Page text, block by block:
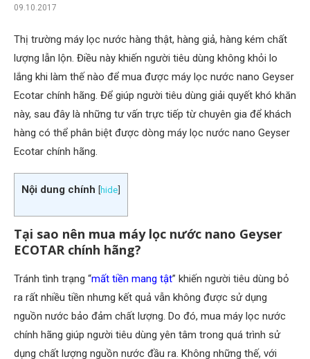
09.10.2017
Thị trường máy lọc nước hàng thật, hàng giả, hàng kém chất
lượng lẫn lộn. Điều này khiến người tiêu dùng không khỏi lo
lắng khi làm thế nào để mua được máy lọc nước nano Geyser
Ecotar chính hãng. Để giúp người tiêu dùng giải quyết khó khăn
này, sau đây là những tư vấn trực tiếp từ chuyên gia để khách
hàng có thể phân biệt được dòng máy lọc nước nano Geyser
Ecotar chính hãng.
Nội dung chính [hide]
Tại sao nên mua máy lọc nước nano Geyser
ECOTAR chính hãng?
Tránh tình trạng “mất tiền mang tật” khiến người tiêu dùng bỏ
ra rất nhiều tiền nhưng kết quả vẫn không được sử dụng
nguồn nước bảo đảm chất lượng. Do đó, mua máy lọc nước
chính hãng giúp người tiêu dùng yên tâm trong quá trình sử
dụng chất lượng nguồn nước đầu ra. Không những thế, với